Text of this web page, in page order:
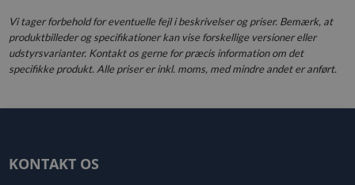
Vi tager forbehold for eventuelle fejl i beskrivelser og priser. Bemærk, at
produktbilleder og specifikationer kan vise forskellige versioner eller
udstyrsvarianter. Kontakt os gerne for præcis information om det
specifikke produkt. Alle priser er inkl. moms, med mindre andet er anført.
KONTAKT OS